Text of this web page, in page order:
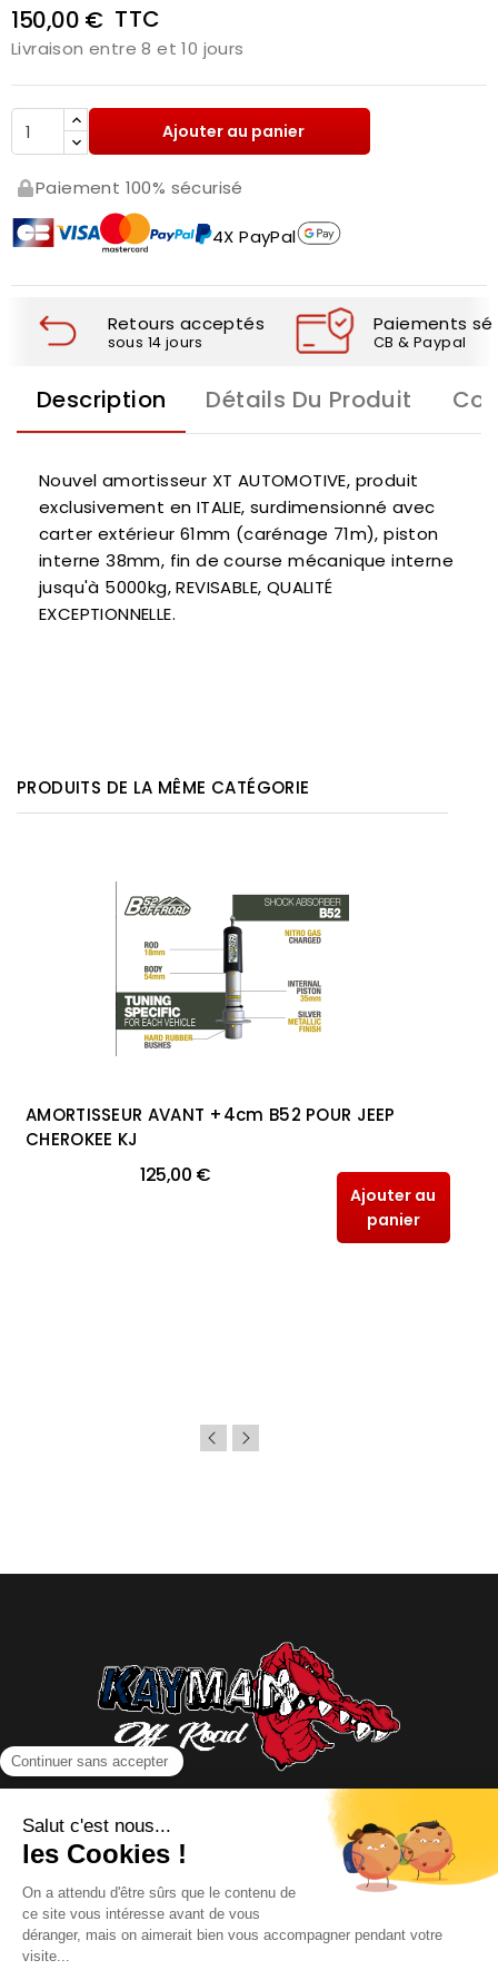
150,00 € TTC
Livraison entre 8 et 10 jours
Ajouter au panier
Paiement 100% sécurisé
4X PayPal
Retours acceptés
sous 14 jours
Paiements
CB & Paypal
Description Détails Du Produit
Nouvel amortisseur XT AUTOMOTIVE, produit
exclusivement en ITALIE, surdimensionné avec
carter extérieur 61mm (carénage 71m), piston
interne 38mm, fin de course mécanique interne
jusqu'à 5000kg, REVISABLE, QUALITÉ
EXCEPTIONNELLE.
PRODUITS DE LA MÊME CATÉGORIE
AMORTISSEUR AVANT +4cm B52 POUR JEEP
CHEROKEE KJ
125,00 €
Ajouter au
panier
NOUS CONTACTER
INFORMATIONS